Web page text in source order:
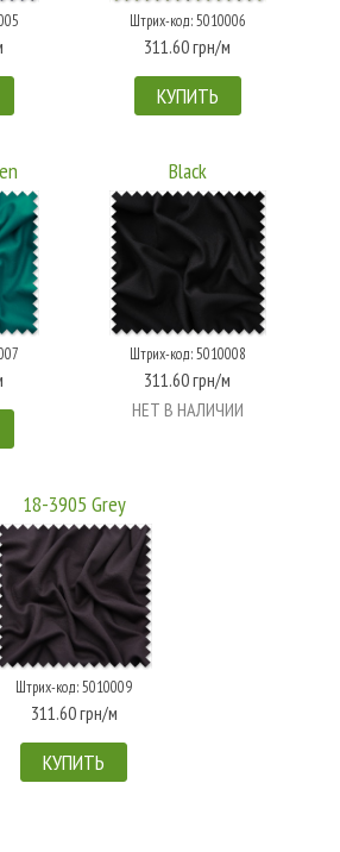
Штрих-код: 5010006
311.60 грн/м
КУПИТЬ
Black
Штрих-код: 5010008
311.60 грн/м
НЕТ В НАЛИЧИИ
18-3905 Grey
Штрих-код: 5010009
311.60 грн/м
КУПИТЬ